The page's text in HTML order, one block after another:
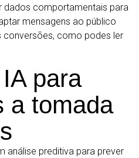
dados comportamentais para
mensagens ao público
conversões, como podes ler
para
a tomada
análise preditiva para prever